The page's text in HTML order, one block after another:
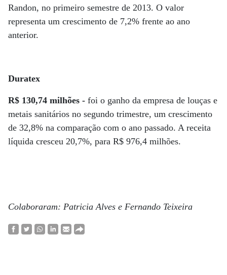
Randon, no primeiro semestre de 2013. O valor
representa um crescimento de 7,2% frente ao ano
anterior.
Duratex
R$ 130,74 milhões - foi o ganho da empresa de louças e
metais sanitários no segundo trimestre, um crescimento
de 32,8% na comparação com o ano passado. A receita
líquida cresceu 20,7%, para R$ 976,4 milhões.
Colaboraram: Patricia Alves e Fernando Teixeira